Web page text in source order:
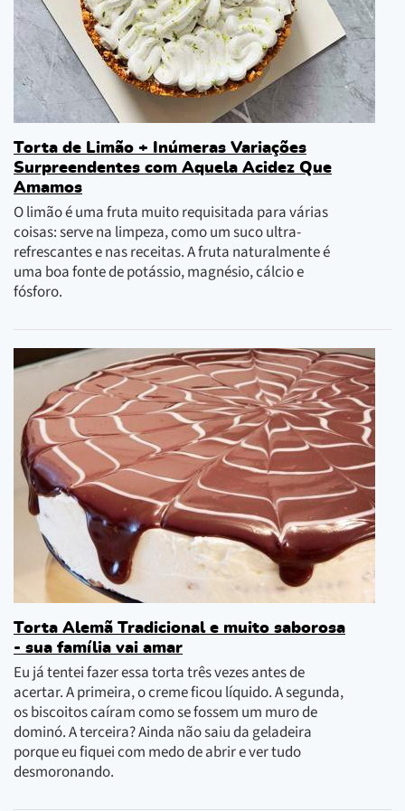
Torta de Limão + Inúmeras Variações
Surpreendentes com Aquela Acidez Que
Amamos
O limão é uma fruta muito requisitada para várias
coisas: serve na limpeza, como um suco ultra-
refrescantes e nas receitas. A fruta naturalmente é
uma boa fonte de potássio, magnésio, cálcio e
fósforo.
Torta Alemã Tradicional e muito saborosa
- sua família vai amar
Eu já tentei fazer essa torta três vezes antes de
acertar. A primeira, o creme ficou líquido. A segunda,
os biscoitos caíram como se fossem um muro de
dominó. A terceira? Ainda não saiu da geladeira
porque eu fiquei com medo de abrir e ver tudo
desmoronando.